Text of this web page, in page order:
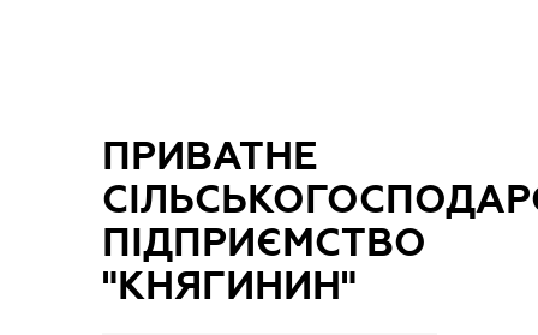
ПРИВАТНЕ
ПІДПРИЄМСТВО
"КНЯГИНИН"